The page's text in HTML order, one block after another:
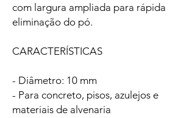
com largura ampliada para rápida
eliminação do pó.
CARACTERÍSTICAS
- Diâmetro: 10 mm
- Para concreto, pisos, azulejos e
materiais de alvenaria